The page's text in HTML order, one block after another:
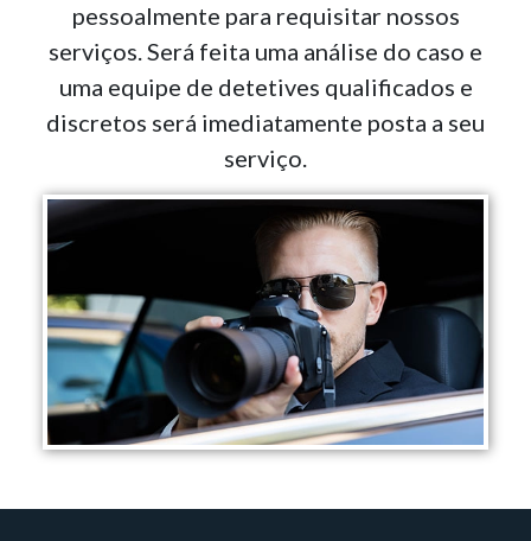
pessoalmente para requisitar nossos
serviços. Será feita uma análise do caso e
uma equipe de detetives qualificados e
discretos será imediatamente posta a seu
serviço.